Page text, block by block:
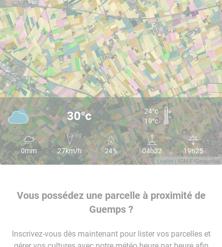
Leaflet | IGN-F/Geoportail
30°c
24°c
19°c
0mm 27km/h 24% 04h32 19h25
Vous possédez une parcelle à proximité de
Guemps ?
Inscrivez-vous dès maintenant pour lister vos parcelles et